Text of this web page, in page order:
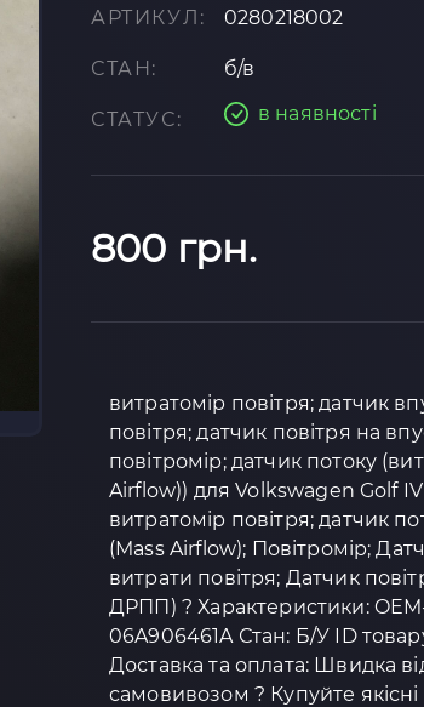
АРТИКУЛ: 0280218002
СТАН: б/в
СТАТУС: в наявності
800 грн.
витратомір повітря; датчик
повітря; датчик повітря на
повітромір; датчик потоку
Airflow)) для Volkswagen Golf
витратомір повітря; датчик
(Mass Airflow); Повітромір;
витрати повітря; Датчик
ДРПП) ? Характеристики:
06A906461A Стан: Б/У ID
Доставка та оплата: Швидка
самовивозом ? Купуйте